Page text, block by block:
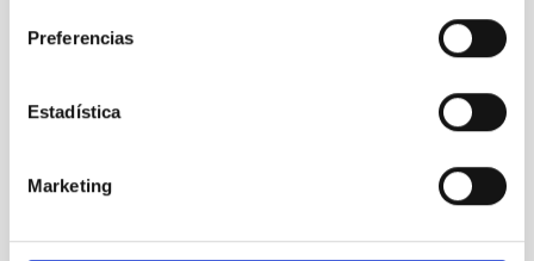
Preferencias
Estadística
Marketing
the
Telescope
Museum
Palmas